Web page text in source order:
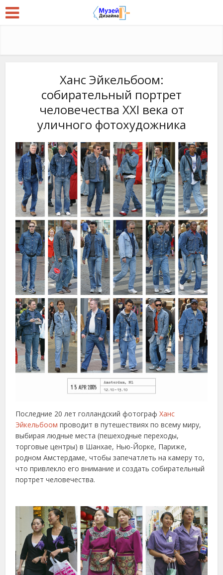
Ханс Эйкельбоом:
собирательный портрет
человечества XXI века от
уличного фотохудожника
Последние 20 лет голландский фотографХанс
Эйкельбоом проводит в путешествиях по всему миру,
выбирая людные места (пешеходные переходы,
торговые центры) в Шанхае, Нью-Йорке, Париже,
родном Амстердаме, чтобы запечатлеть на камеру то,
что привлекло его внимание и создать собирательный
портрет человечества.